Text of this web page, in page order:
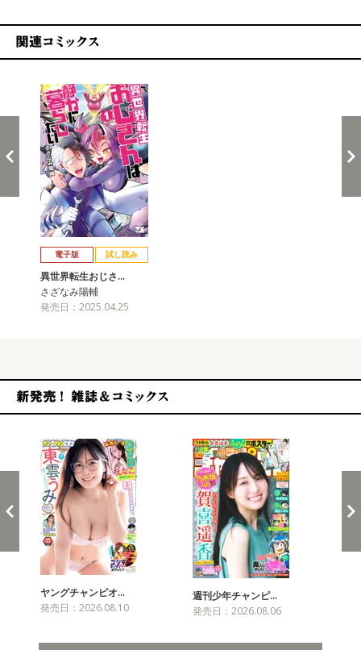
電子版 試し読み
異世界転生おじさ…
さざなみ陽輔
発売日：2025.04.25
ヤングチャンピオ…
発売日：2026.08.10
週刊少年チャンピ…
発売日：2026.08.06